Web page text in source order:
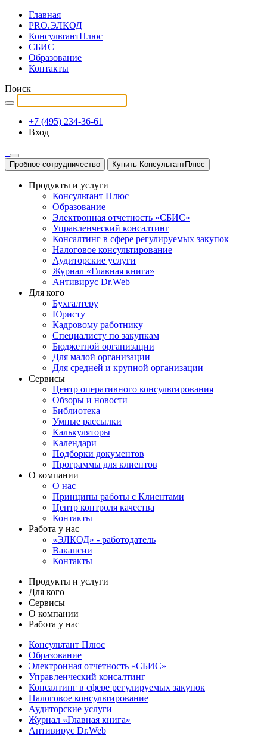
Главная
PRO.ЭЛКОД
КонсультантПлюс
СБИС
Образование
Контакты
Поиск
+7 (495) 234-36-61
Вход
Пробное сотрудничество Купить КонсультантПлюс
Продукты и услуги
Консультант Плюс
Образование
Электронная отчетность «СБИС»
Управленческий консалтинг
Консалтинг в сфере регулируемых закупок
Налоговое консультирование
Аудиторские услуги
Журнал «Главная книга»
Антивирус Dr.Web
Для кого
Бухгалтеру
Юристу
Кадровому работнику
Специалисту по закупкам
Бюджетной организации
Для малой организации
Для средней и крупной организации
Сервисы
Центр оперативного консультирования
Обзоры и новости
Библиотека
Умные рассылки
Калькуляторы
Календари
Подборки документов
Программы для клиентов
О компании
О нас
Принципы работы с Клиентами
Центр контроля качества
Контакты
Работа у нас
«ЭЛКОД» - работодатель
Вакансии
Контакты
Продукты и услуги
Для кого
Сервисы
О компании
Работа у нас
Консультант Плюс
Образование
Электронная отчетность «СБИС»
Управленческий консалтинг
Консалтинг в сфере регулируемых закупок
Налоговое консультирование
Аудиторские услуги
Журнал «Главная книга»
Антивирус Dr.Web